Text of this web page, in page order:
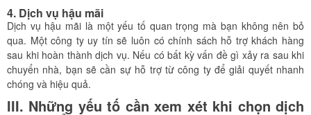
4. Dịch vụ hậu mãi
Dịch vụ hậu mãi là một yếu tố quan trọng mà bạn không nên bỏ
qua. Một công ty uy tín sẽ luôn có chính sách hỗ trợ khách hàng
sau khi hoàn thành dịch vụ. Nếu có bất kỳ vấn đề gì xảy ra sau khi
chuyển nhà, bạn sẽ cần sự hỗ trợ từ công ty để giải quyết nhanh
chóng và hiệu quả.
III. Những yếu tố cần xem xét khi chọn dịch